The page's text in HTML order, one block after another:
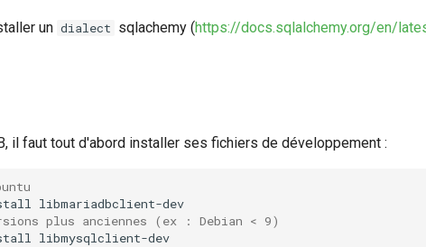
un dialect sqlachemy (https://docs.sqlalchemy.org/en/
il faut tout d'abord installer ses fichiers de développement :
plus anciennes (ex : Debian < 9)
libmysqlclient-dev